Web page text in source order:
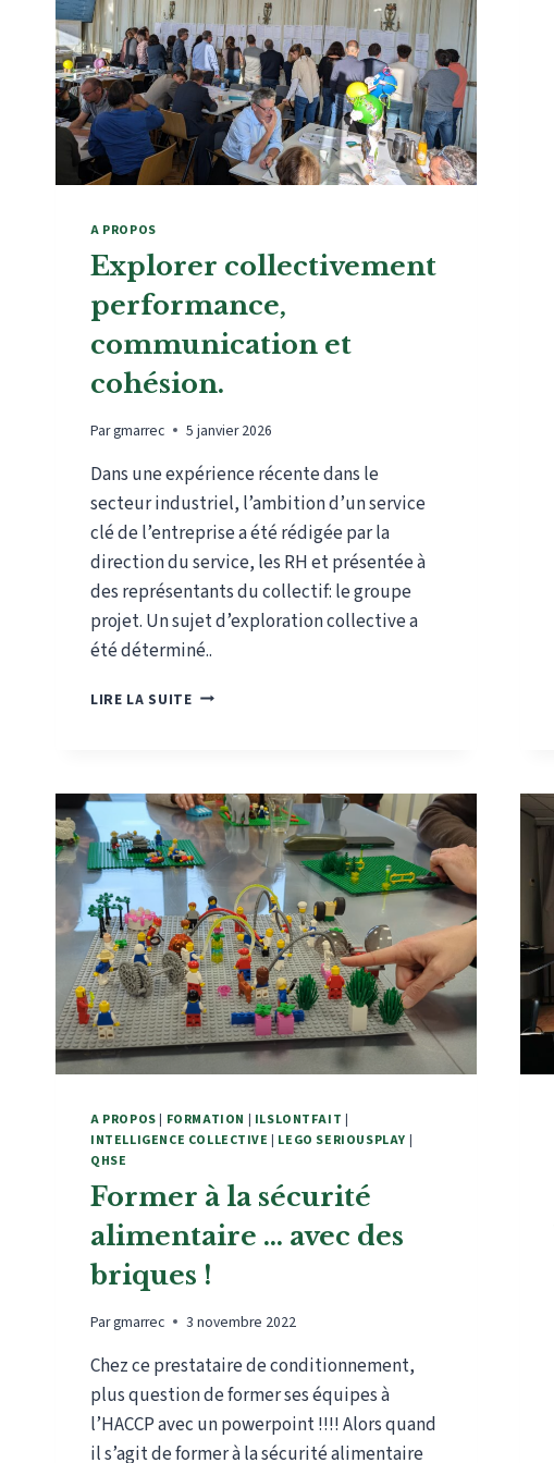
A PROPOS
Explorer collectivement
performance,
communication et
cohésion.
Pargmarrec 5 janvier 2026
Dans une expérience récente dans le
secteur industriel, l’ambition d’un service
clé de l’entreprise a été rédigée par la
direction du service, les RH et présentée à
des représentants du collectif: le groupe
projet. Un sujet d’exploration collective a
été déterminé..
LIRE LA SUITEEXPLORER
COHÉSION.
A PROPOS | FORMATION | ILSLONTFAIT |
INTELLIGENCE COLLECTIVE | LEGO SERIOUSPLAY |
QHSE
Former à la sécurité
alimentaire … avec des
briques !
Pargmarrec 3 novembre 2022
Chez ce prestataire de conditionnement,
plus question de former ses équipes à
l’HACCP avec un powerpoint !!!! Alors quand
il s’agit de former à la sécurité alimentaire